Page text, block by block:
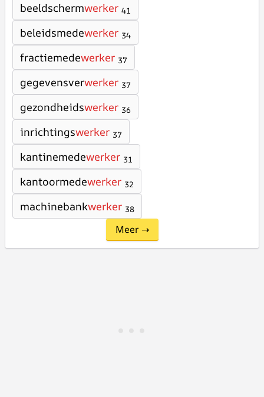
beeldschermwerker 41
beleidsmedewerker 34
fractiemedewerker 37
gegevensverwerker 37
gezondheidswerker 36
inrichtingswerker 37
kantinemedewerker 31
kantoormedewerker 32
machinebankwerker 38
Meer →